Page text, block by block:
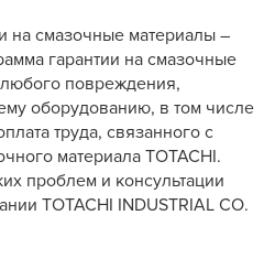
на смазочные материалы –
гарантии на смазочные
повреждения,
оборудованию, в том числе
труда, связанного с
материала TOTACHI.
проблем и консультации
TOTACHI INDUSTRIAL CO.